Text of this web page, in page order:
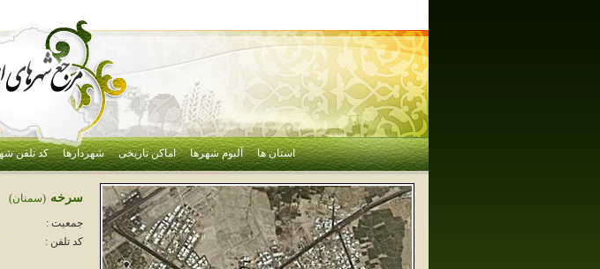
استان ها آلبوم شهرها اماکن تاریخی شهردارها کد تلفن
سرخه (سمنان)
جمعیت :
کد تلفن :